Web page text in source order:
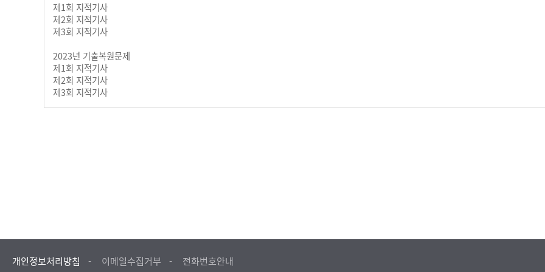
제1회 지적기사
제2회 지적기사
제3회 지적기사
2023년 기출복원문제
제1회 지적기사
제2회 지적기사
제3회 지적기사
개인정보처리방침 이메일수집거부 전화번호안내